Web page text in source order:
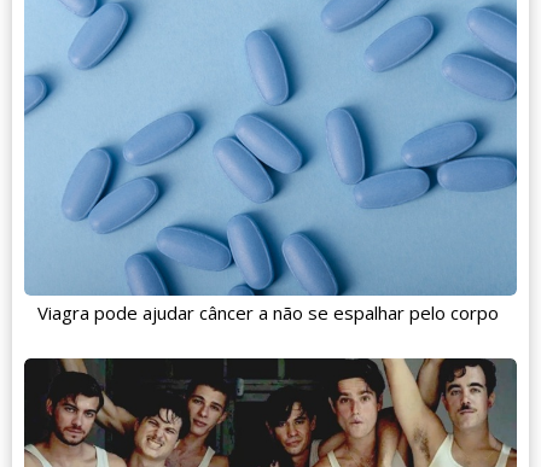
Viagra pode ajudar câncer a não se espalhar pelo corpo